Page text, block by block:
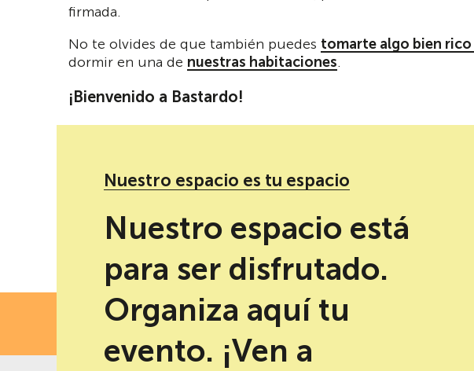
firmada.
No te olvides de que también puedes tomarte algo bien
dormir en una de nuestras habitaciones.
¡Bienvenido a Bastardo!
FECHAS
Nuestro espacio es tu espacio
Nuestro espacio está
para ser disfrutado.
Organiza aquí tu
evento. ¡Ven a